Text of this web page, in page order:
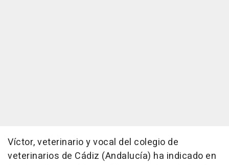
Víctor, veterinario y vocal del colegio de
veterinarios de Cádiz (Andalucía) ha indicado en